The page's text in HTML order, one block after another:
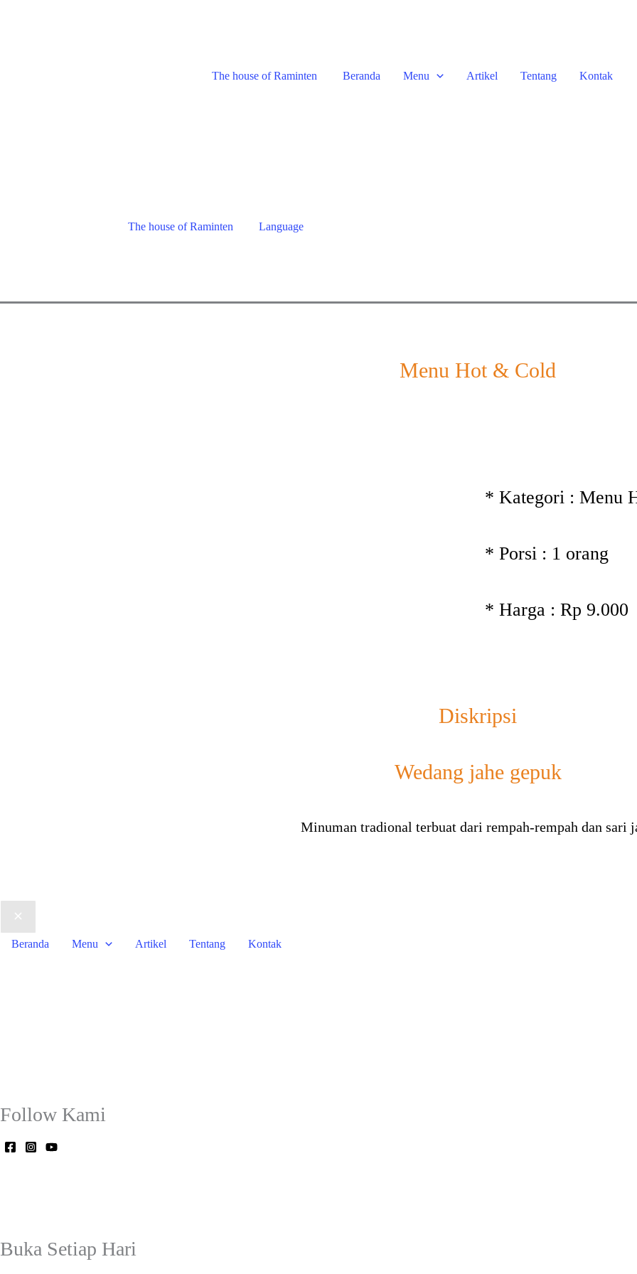
The house of Raminten Beranda Menu Artikel Tentang Kontak
The house of Raminten Language
Menu Hot & Cold
* Kategori : Menu
* Porsi : 1 orang
* Harga : Rp 9.000
Diskripsi
Wedang jahe gepuk
Minuman tradional terbuat dari rempah-rempah dan sari
Beranda Menu Artikel Tentang Kontak
Follow Kami
Buka Setiap Hari